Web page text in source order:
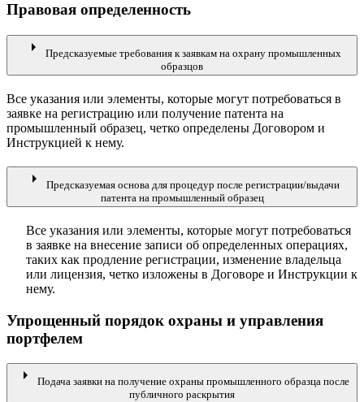
Правовая определенность
arrow_right
Предсказуемые требования к заявкам на охрану промышленных
образцов
Все указания или элементы, которые могут потребоваться в
заявке на регистрацию или получение патента на
промышленный образец, четко определены Договором и
Инструкцией к нему.
arrow_right
Предсказуемая основа для процедур после регистрации/выдачи
патента на промышленный образец
Все указания или элементы, которые могут потребоваться
в заявке на внесение записи об определенных операциях,
таких как продление регистрации, изменение владельца
или лицензия, четко изложены в Договоре и Инструкции к
нему.
Упрощенный порядок охраны и управления
портфелем
arrow_right
Подача заявки на получение охраны промышленного образца после
публичного раскрытия